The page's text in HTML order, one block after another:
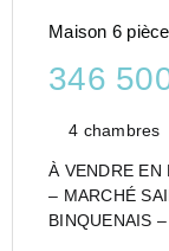
Maison 6
346
4 chambres
À VENDRE EN
– MARCHÉ
BINQUENAIS